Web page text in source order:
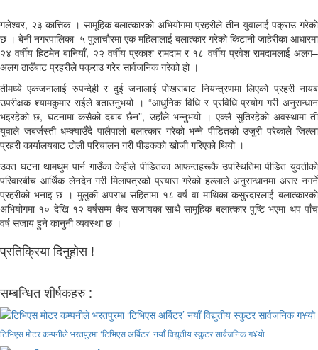
गलेश्वर, २३ कात्तिक । सामूहिक बलात्कारको अभियोगमा प्रहरीले तीन युवालाई पक्राउ गरेको
छ । बेनी नगरपालिका–५ पुलाचौरमा एक महिलालाई बलात्कार गरेकोे किटानी जाहेरीका आधारमा
२४ वर्षीय हिटमेन बानियाँ, २२ वर्षीय प्रकाश रामदाम र १८ वर्षीय प्रवेश रामदामलाई अलग–
अलग ठाउँबाट प्रहरीले पक्राउ गरेर सार्वजनिक गरेको हो ।
तीमध्ये एकजनालाई रुपन्देही र दुई जनालाई पोखराबाट नियन्त्रणमा लिएको प्रहरी नायब
उपरीक्षक श्यामकुमार राईले बताउनुभयो । “आधुनिक विधि र प्रविधि प्रयोग गरी अनुसन्धान
भइरहेको छ, घटनामा कसैको दबाब छैन”, उहाँले भन्नुभयो । एक्लै सुतिरहेको अवस्थामा ती
युवाले जबर्जस्ती धम्क्याउँदै पालैपालो बलात्कार गरेको भन्ने पीडितको उजुरी परेकाले जिल्ला
प्रहरी कार्यालयबाट टोली परिचालन गरी पीडकको खोजी गरिएको थियो ।
उक्त घटना थामथुम पार्न गाउँका केहीले पीडितका आफन्तहरूकै उपस्थितिमा पीडित युवतीको
परिवारबीच आर्थिक लेनदेन गरी मिलापत्रको प्रयास गरेको हल्लाले अनुसन्धानमा असर नगर्ने
प्रहरीको भनाइ छ । मुलुकी अपराध संहितामा १८ वर्ष वा माथिका कसुरदारलाई बलात्कारको
अभियोगमा १० देखि १२ वर्षसम्म कैद सजायका साथै सामूहिक बलात्कार पुष्टि भएमा थप पाँच
वर्ष सजाय हुने कानुनी व्यवस्था छ ।
प्रतिक्रिया दिनुहोस !
सम्बन्धित शीर्षकहरु :
टिभिएस मोटर कम्पनीले भरतपुरमा ‘टिभिएस अर्बिटर’ नयाँ विद्युतीय स्कुटर सार्वजनिक ग¥यो